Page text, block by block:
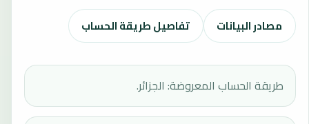
مصادر البيانات تفاصيل طريقة الحساب
طريقة الحساب المعروضة: الجزائر.